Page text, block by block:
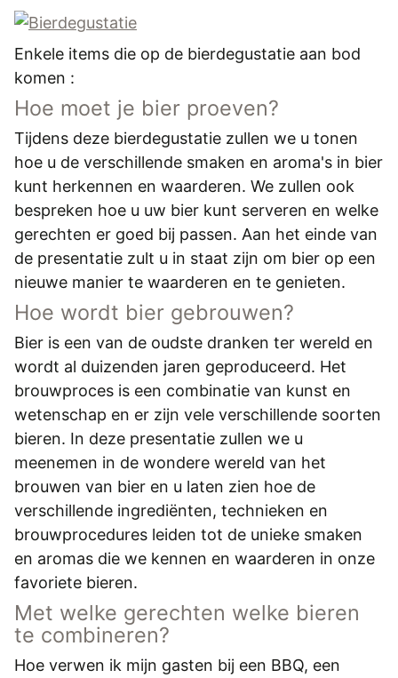
Enkele items die op de bierdegustatie aan bod
komen :
Hoe moet je bier proeven?
Tijdens deze bierdegustatie zullen we u tonen
hoe u de verschillende smaken en aroma's in bier
kunt herkennen en waarderen. We zullen ook
bespreken hoe u uw bier kunt serveren en welke
gerechten er goed bij passen. Aan het einde van
de presentatie zult u in staat zijn om bier op een
nieuwe manier te waarderen en te genieten.
Hoe wordt bier gebrouwen?
Bier is een van de oudste dranken ter wereld en
wordt al duizenden jaren geproduceerd. Het
brouwproces is een combinatie van kunst en
wetenschap en er zijn vele verschillende soorten
bieren. In deze presentatie zullen we u
meenemen in de wondere wereld van het
brouwen van bier en u laten zien hoe de
verschillende ingrediënten, technieken en
brouwprocedures leiden tot de unieke smaken
en aromas die we kennen en waarderen in onze
favoriete bieren.
Met welke gerechten welke bieren
te combineren?
Hoe verwen ik mijn gasten bij een BBQ, een